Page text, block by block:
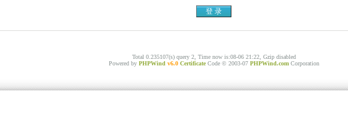
Total 0.235107(s) query 2, Time now is:08-06 21:22, Gzip disabled
Powered by PHPWind v6.0 Certificate Code © 2003-07 PHPWind.com Corporation